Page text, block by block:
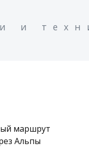
и
маршрут
Альпы